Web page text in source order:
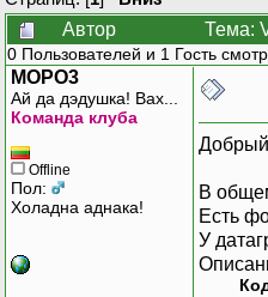
Автор
Тема:
0 Пользователей и 1 Гость
MOPO3
Ай да дэдушка! Вах...
Команда клуба
Offline
Пол:
Холадна аднака!
В
Есть
У